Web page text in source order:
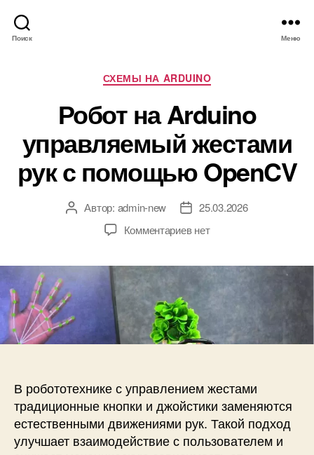
Поиск Меню
Р
у
б
р
к
и
СХЕМЫ НА ARDUINO
Робот на Arduino
управляемый жестами
рук с помощью OpenCV
А
р
з
а
п
с
Автор: admin-new
Д
т
з
а
п
и
с
и
25.03.2026
Комментариевк
и
с
и
Р
о
т
н
а
A
нет
В робототехнике с управлением жестами
традиционные кнопки и джойстики заменяются
естественными движениями рук. Такой подход
улучшает взаимодействие с пользователем и